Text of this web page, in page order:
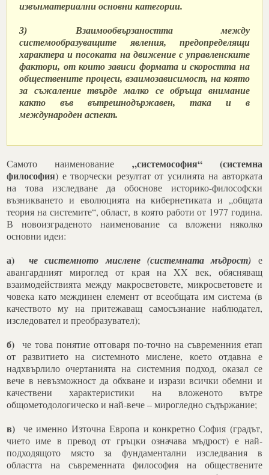
извънматериални основни категории.
3) Взаимообвързаността между
системообразуващите явления, предопределящи
характера и посоката на движение с управленските
фактори, от които зависи формата и скоростта на
обществените процеси, взаимозависимост, на която
за съжаление твърде малко се обръща внимание
както във вътрешнодържавен, така и в
международен аспект.
Самото наименование „системософия“ (системна
философия) е творчески резултат от усилията на авторката
на това изследване да обоснове историко-философски
възникването и еволюцията на кибернетиката и „общата
теория на системите“, област, в която работи от 1977 година.
В новоизграденото наименование са вложени няколко
основни идеи:
а) че системното мислене (системната мъдрост) е
авангардният мироглед от края на XX век, обясняващ
взаимодействията между макросветовете, микросветовете и
човека като междинен елемент от всеобщата им система (в
качеството му на притежаващ самосъзнание наблюдател,
изследовател и преобразувател);
б) че това понятие отговаря по-точно на съвременния етап
от развитието на системното мислене, което отдавна е
надхвърлило очертанията на системния подход, оказал се
вече в невъзможност да обхване и изрази всички обемни и
качествени характеристики на вложеното вътре
общометодологическо и най-вече – мирогледно съдържание;
в) че именно Източна Европа и конкретно София (градът,
чието име в превод от гръцки означава мъдрост) е най-
подходящото място за фундаментални изследвания в
областта на съвременната философия на обществените